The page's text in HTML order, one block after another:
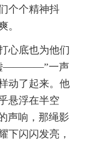
个个精神抖
。
心底也为他们
嘘————”一声
动了起来。他
悬浮在半空
声响，那绳影
下闪闪发亮，